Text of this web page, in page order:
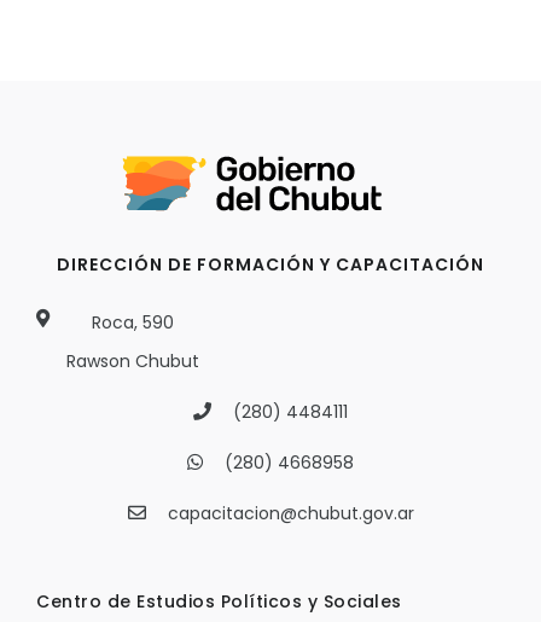
DIRECCIÓN DE FORMACIÓN Y CAPACITACIÓN
Roca, 590
Rawson Chubut
(280) 4484111
(280) 4668958
capacitacion@chubut.gov.ar
Centro de Estudios Políticos y Sociales